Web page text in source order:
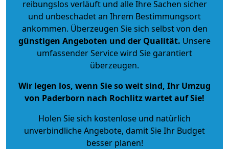
reibungslos verläuft und alle Ihre Sachen sicher
und unbeschadet an Ihrem Bestimmungsort
ankommen. Überzeugen Sie sich selbst von den
günstigen Angeboten und der Qualität. Unsere
umfassender Service wird Sie garantiert
überzeugen.
Wir legen los, wenn Sie so weit sind, Ihr Umzug
von Paderborn nach Rochlitz wartet auf Sie!
Holen Sie sich kostenlose und natürlich
unverbindliche Angebote, damit Sie Ihr Budget
besser planen!